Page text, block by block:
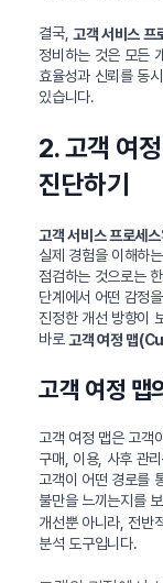
결국, 고객 서비스 프
정비하는 것은 모든
효율성과 신뢰를 동
있습니다.
2. 고객 여
진단하기
고객 서비스 프로세스
실제 경험을 이해하
점검하는 것으로는
단계에서 어떤 감정
진정한 개선 방향이
바로고객 여정 맵
고객 여정 맵
고객 여정 맵은 고객
구매, 이용, 사후 관
고객이 어떤 경로를
불만을 느끼는지를
개선뿐 아니라, 전반
분석 도구입니다.